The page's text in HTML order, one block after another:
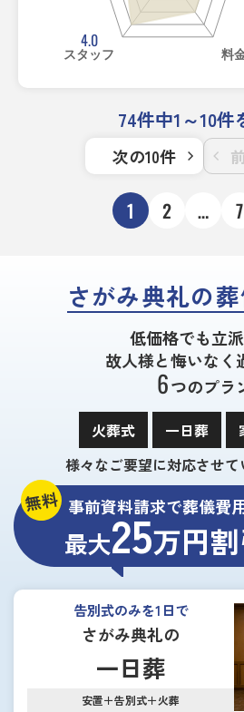
料
4.0
スタッフ
74件中1～10件
1 2 … 7
次の10件
さがみ典礼の
低価格でも立派
故人様と悔いなく
6つのプラ
火葬式 一日葬
様々なご要望に対応させて
無料 事前資料請求で葬儀費
最大25万円
告別式のみを1日で
さがみ典礼の
一日葬
安置＋告別式＋火葬